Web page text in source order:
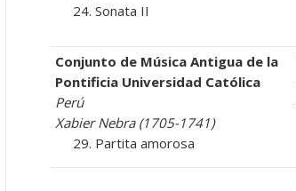
24. Sonata II
Conjunto de Música Antigua de la
Pontificia Universidad Católica
Perú
Xabier Nebra (1705-1741)
29. Partita amorosa